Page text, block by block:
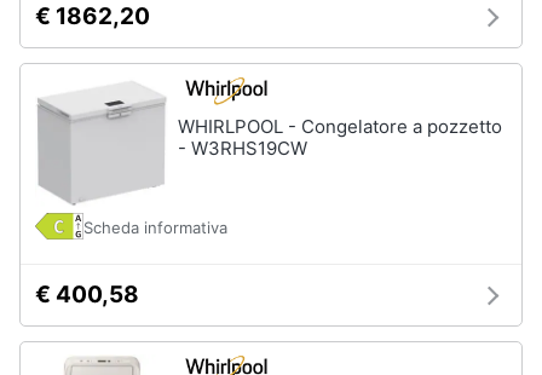
€ 1862,20
WHIRLPOOL - Congelatore a pozzetto
- W3RHS19CW
Scheda informativa
€ 400,58